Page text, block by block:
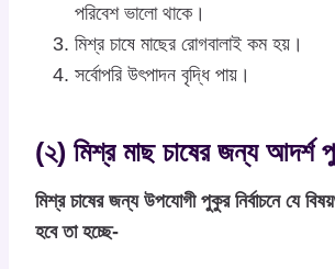
পরিবেশ ভালো থাকে।
মিশ্র চাষে মাছের রোগবালাই কম হয়।
সর্বোপরি উৎপাদন বৃদ্ধি পায়।
(২) মিশ্র মাছ চাষের জন্য আদর্শ
মিশ্র চাষের জন্য উপযোগী পুকুর নির্বাচনে যে
হবে তা হচ্ছে-